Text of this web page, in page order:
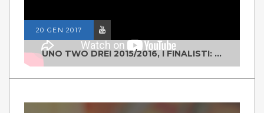
20 GEN 2017
UNO TWO DREI 2015/2016, I FINALISTI: CLASSE IV ALS ISTITUTO "DEGASPERI" BORGO VALSUGANA